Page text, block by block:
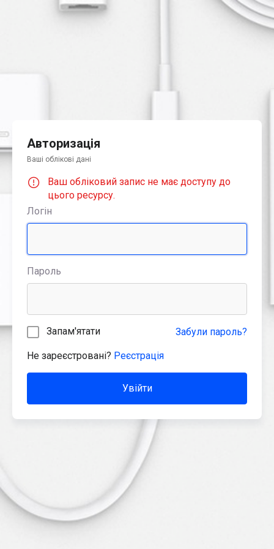
Авторизація
Ваші облікові дані
Ваш обліковий запис не має доступу до
цього ресурсу.
Логін
Пароль
Запам'ятати Забули пароль?
Не зареєстровані? Реєстрація